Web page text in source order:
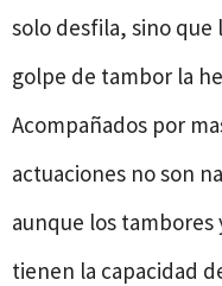
solo desfila, sino que
golpe de tambor la
Acompañados por
actuaciones no son
aunque los
tienen la capacidad